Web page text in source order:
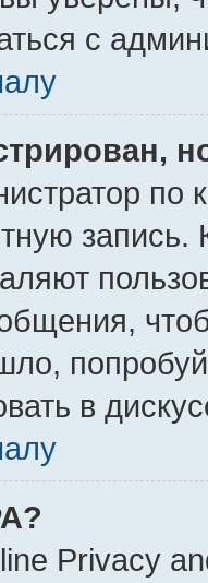
с
по
запись.
в
Privacy